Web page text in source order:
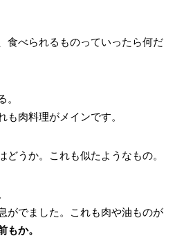
食べられるものっていったら何だ
。
肉料理がメインです。
どうか。これも似たようなもの。
がでました。これも肉や油ものが
もか。